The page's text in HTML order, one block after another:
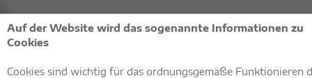
Auf der Website wird das sogenannte Informationen zu
Cookies
Cookies sind wichtig für das ordnungsgemäße Funktionieren